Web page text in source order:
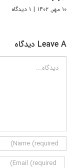
۱۰ مهر, ۱۴۰۲ | ۱ دیدگاه
Leave A دیدگاه
دیدگاه